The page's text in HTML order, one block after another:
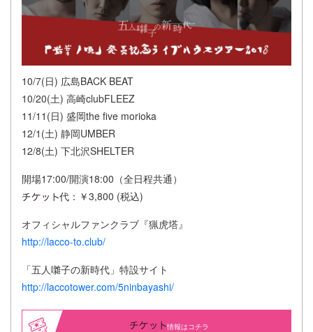
10/7(日) 広島BACK BEAT
10/20(土) 高崎clubFLEEZ
11/11(日) 盛岡the five morioka
12/1(土) 静岡UMBER
12/8(土) 下北沢SHELTER
開場17:00/開演18:00（全日程共通）
代：￥3,800 (税込)
オフィシャルファンクラブ『猟虎塔』
http://lacco-to.club/
「五人囃子の新時代」特設サイト
http://laccotower.com/5ninbayashi/
情報はコチラ